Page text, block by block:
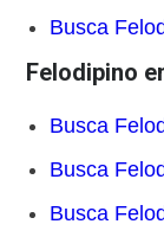
Busca
Felodipino
Busca
Busca
Busca